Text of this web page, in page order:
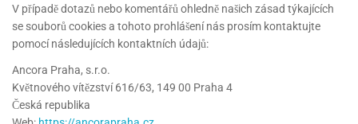
V případě dotazů nebo komentářů ohledně našich zásad týkajících
se souborů cookies a tohoto prohlášení nás prosím kontaktujte
pomocí následujících kontaktních údajů:
Ancora Praha, s.r.o.
Květnového vítězství 616/63, 149 00 Praha 4
Česká republika